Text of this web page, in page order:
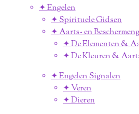
✦ Engelen
✦ Spirituele Gidsen
✦ Aarts- en
✦ De Elementen &
✦ De Kleuren &
✦ Engelen Signalen
✦ Veren
✦ Dieren